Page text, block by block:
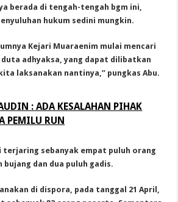
berada di tengah-tengah bgm ini,
hukum sedini mungkin.
Kejari Muaraenim mulai mencari
adhyaksa, yang dapat dilibatkan
laksanakan nantinya,” pungkas Abu.
: ADA KESALAHAN PIHAK
PEMILU RUN
terjaring sebanyak empat puluh orang
dan dua puluh gadis.
di dispora, pada tanggal 21 April,